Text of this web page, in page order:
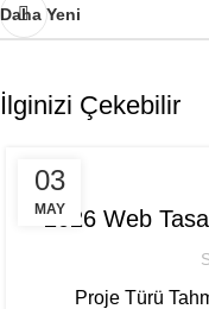
Daha Yeni
İlginizi Çekebilir
03
MAY
WEB TASARIM
2026 Web
Proje Türü